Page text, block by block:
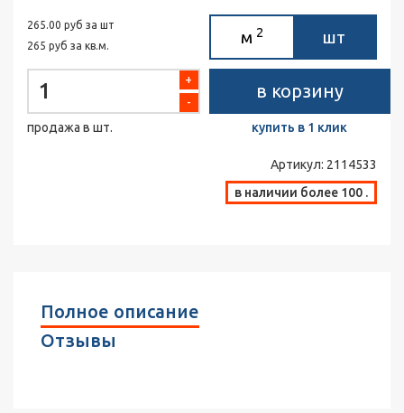
265.00 руб за шт
265 руб за кв.м.
м 2 шт
-
+
продажа в шт.
в корзину
купить в 1 клик
Артикул: 2114533
в наличии более 100 .
Полное описание
Отзывы